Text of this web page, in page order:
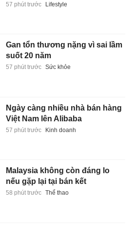
57 phút trước Lifestyle
Gan tổn thương nặng vì sai lầm
suốt 20 năm
57 phút trước Sức khỏe
Ngày càng nhiều nhà bán hàng
Việt Nam lên Alibaba
57 phút trước Kinh doanh
Malaysia không còn đáng lo
nếu gặp lại tại bán kết
58 phút trước Thể thao